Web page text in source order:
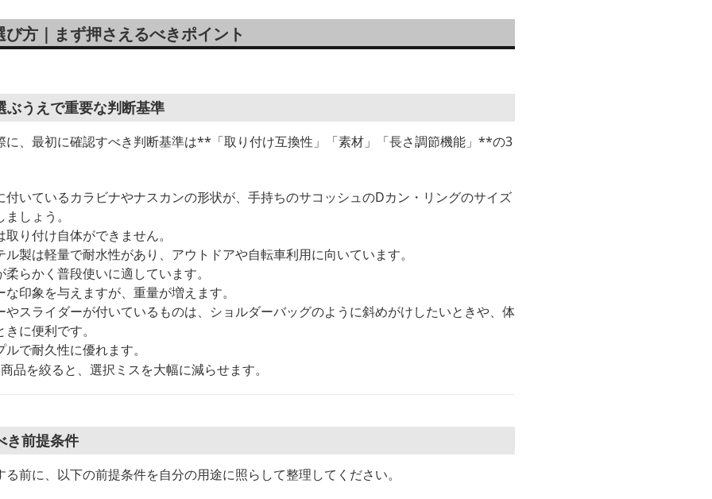
方｜まず押さえるべきポイント
ぶうえで重要な判断基準
に、最初に確認すべき判断基準は**「取り付け互換性」「素材」「長さ調節機能」**の3
付いているカラビナやナスカンの形状が、手持ちのサコッシュのDカン・リングのサイズ
しょう。
り付け自体ができません。
製は軽量で耐水性があり、アウトドアや自転車利用に向いています。
らかく普段使いに適しています。
印象を与えますが、重量が増えます。
やスライダーが付いているものは、ショルダーバッグのように斜めがけしたいときや、体
に便利です。
で耐久性に優れます。
品を絞ると、選択ミスを大幅に減らせます。
き前提条件
前に、以下の前提条件を自分の用途に照らして整理してください。